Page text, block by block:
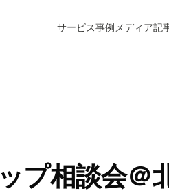
サービス事例 メディア記
プ相談会